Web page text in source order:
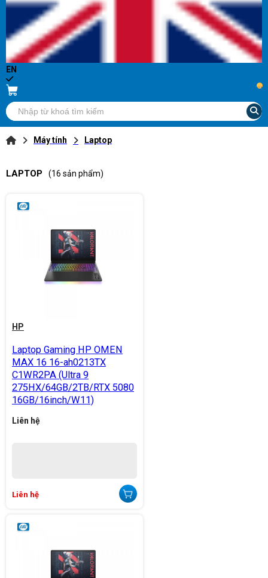
EN
...
Máy tính Laptop
LAPTOP (16 sản phẩm)
HP
Laptop Gaming HP OMEN
MAX 16 16-ah0213TX
C1WR2PA (Ultra 9
275HX/64GB/2TB/RTX 5080
16GB/16inch/W11)
Liên hệ
Liên hệ